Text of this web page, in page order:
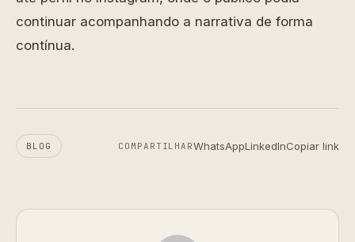
continuar acompanhando a narrativa de forma
contínua.
BLOG COMPARTILHARWhatsAppLinkedInCopiar link